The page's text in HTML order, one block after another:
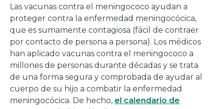
Las vacunas contra el meningococo ayudan a
proteger contra la enfermedad meningocócica,
que es sumamente contagiosa (fácil de contraer
por contacto de persona a persona). Los médicos
han aplicado vacunas contra el meningococo a
millones de personas durante décadas y se trata
de una forma segura y comprobada de ayudar al
cuerpo de su hijo a combatir la enfermedad
meningocócica. De hecho, el calendario de